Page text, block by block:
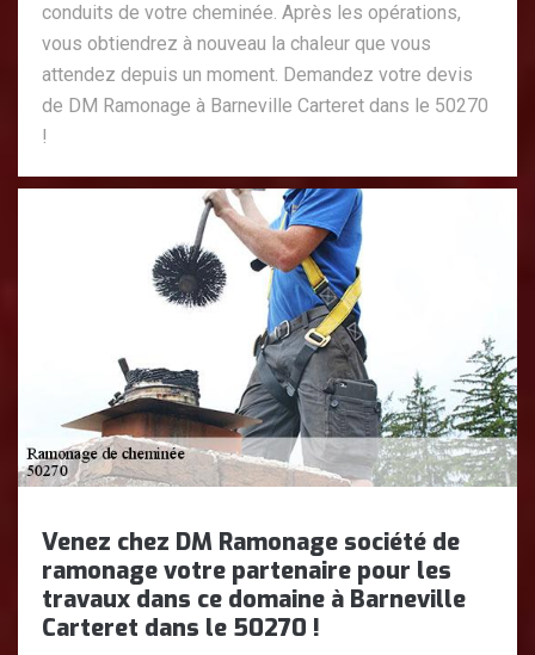
conduits de votre cheminée. Après les opérations,
vous obtiendrez à nouveau la chaleur que vous
attendez depuis un moment. Demandez votre devis
de DM Ramonage à Barneville Carteret dans le 50270
!
Venez chez DM Ramonage société de
ramonage votre partenaire pour les
travaux dans ce domaine à Barneville
Carteret dans le 50270 !